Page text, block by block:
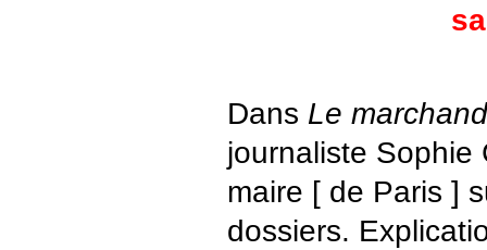
Dans Le
journaliste Sophie
maire [ de Paris ]
dossiers.